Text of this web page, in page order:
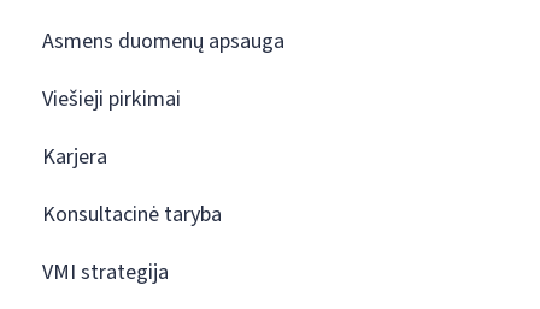
Asmens duomenų apsauga
Viešieji pirkimai
Karjera
Konsultacinė taryba
VMI strategija